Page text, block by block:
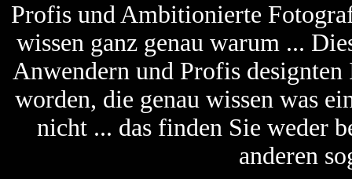
Profis und Ambitionierte
wissen ganz genau warum ...
Anwendern und Profis
worden, die genau wissen was
nicht ... das finden Sie weder
anderen